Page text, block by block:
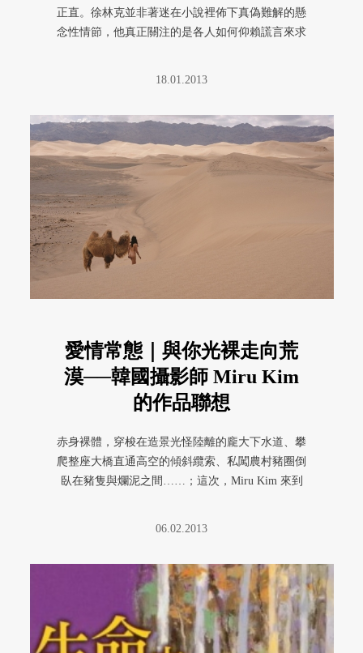
正直。徐林克並非著迷在小說裡佈下真偽難解的懸
念性情節，他真正關注的是各人如何仰賴謊言來求
18.01.2013
愛情常態｜與你光裸走向荒
漠──韓國攝影師 Miru Kim
的作品聯想
赤身裸體，穿梭在造景光怪陸離的龐大下水道、攀
爬整座大橋直通高空的傾斜纜索、私闖農村豬圈倒
臥在豬隻與爛泥之間……；這次，Miru Kim 來到
06.02.2013